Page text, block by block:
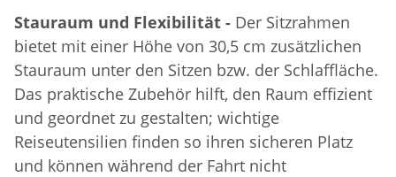
Stauraum und Flexibilität - Der Sitzrahmen
bietet mit einer Höhe von 30,5 cm zusätzlichen
Stauraum unter den Sitzen bzw. der Schlaffläche.
Das praktische Zubehör hilft, den Raum effizient
und geordnet zu gestalten; wichtige
Reiseutensilien finden so ihren sicheren Platz
und können während der Fahrt nicht